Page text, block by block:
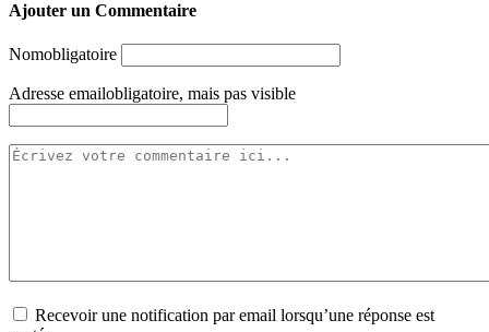
Ajouter un Commentaire
Nomobligatoire
Adresse emailobligatoire, mais pas visible
Recevoir une notification par email lorsqu’une réponse est